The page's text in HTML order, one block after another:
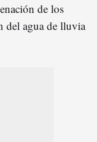
de los
del agua de lluvia